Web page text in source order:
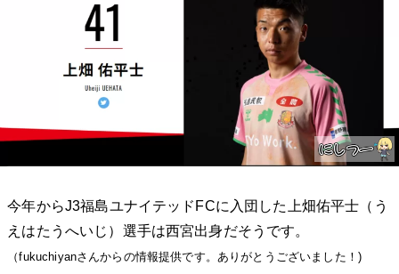
今年からJ3福島ユナイテッドFCに入団した上畑佑平士（う
えはたうへいじ）選手は西宮出身だそうです。
（fukuchiyanさんからの情報提供です。ありがとうございました！)